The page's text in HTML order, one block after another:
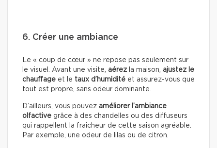
6. Créer une ambiance
Le « coup de cœur » ne repose pas seulement sur
le visuel. Avant une visite, aérez la maison, ajustez le
chauffage et le taux d’humidité et assurez-vous que
tout est propre, sans odeur dominante.
D’ailleurs, vous pouvez améliorer l’ambiance
olfactive grâce à des chandelles ou des diffuseurs
qui rappellent la fraicheur de cette saison agréable.
Par exemple, une odeur de lilas ou de citron.